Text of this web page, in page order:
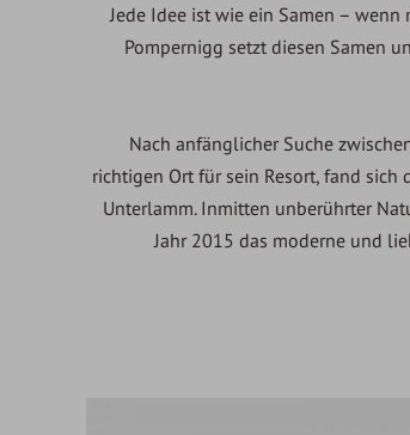
Jede Idee ist wie ein Samen –
Pompernigg setzt diesen Samen
Nach anfänglicher Suche
richtigen Ort für sein Resort, fand
Unterlamm. Inmitten unberührter
Jahr 2015 das moderne und